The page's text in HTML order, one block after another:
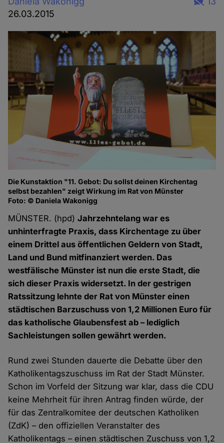
26.03.2015
Die Kunstaktion "11. Gebot: Du sollst deinen Kirchentag
selbst bezahlen" zeigt Wirkung im Rat von Münster
Foto: © Daniela Wakonigg
MÜNSTER. (hpd)Jahrzehntelang war es
unhinterfragte Praxis, dass Kirchentage zu über
einem Drittel aus öffentlichen Geldern von Stadt,
Land und Bund mitfinanziert werden. Das
westfälische Münster ist nun die erste Stadt, die
sich dieser Praxis widersetzt. In der gestrigen
Ratssitzung lehnte der Rat von Münster einen
städtischen Barzuschuss von 1,2 Millionen Euro für
das katholische Glaubensfest ab – lediglich
Sachleistungen sollen gewährt werden.
Rund zwei Stunden dauerte die Debatte über den
Katholikentagszuschuss im Rat der Stadt Münster.
Schon im Vorfeld der Sitzung war klar, dass die CDU
keine Mehrheit für ihren Antrag finden würde, der
für das Zentralkomitee der deutschen Katholiken
(ZdK) – den offiziellen Veranstalter des
Katholikentags – einen städtischen Zuschuss von 1,2